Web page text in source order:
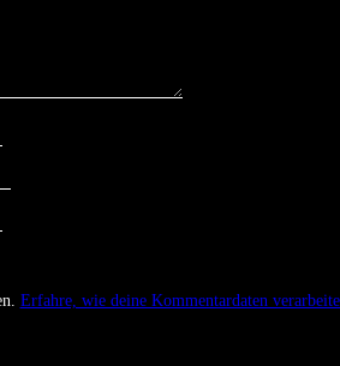
Erfahre, wie deine Kommentardaten